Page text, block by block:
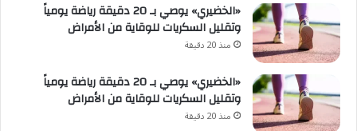
«الخضيري» يوصي بـ 20 دقيقة رياضة يومياً
وتقليل السكريات للوقاية من الأمراض
منذ 20 دقيقة
«الخضيري» يوصي بـ 20 دقيقة رياضة يومياً
وتقليل السكريات للوقاية من الأمراض
منذ 20 دقيقة